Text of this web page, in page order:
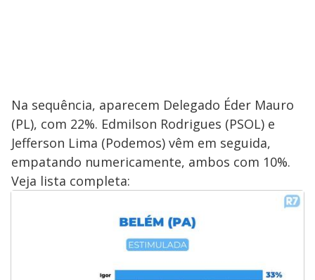
Na sequência, aparecem Delegado Éder Mauro
(PL), com 22%. Edmilson Rodrigues (PSOL) e
Jefferson Lima (Podemos) vêm em seguida,
empatando numericamente, ambos com 10%.
Veja lista completa: